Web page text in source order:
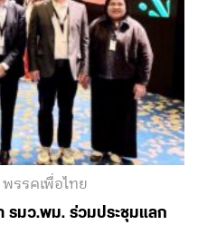
รรคเพื่อไทย
รมว.พม. ร่วมประชุมแลก